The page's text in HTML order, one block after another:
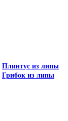
Грибок из липы
Плинтус из липы